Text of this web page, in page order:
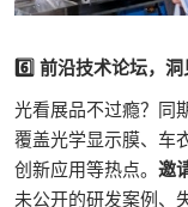
6️⃣ 前沿技术论坛，
光看展品不过瘾？同
覆盖光学显示膜、车
创新应用等热点。 邀
未公开的研发案例、